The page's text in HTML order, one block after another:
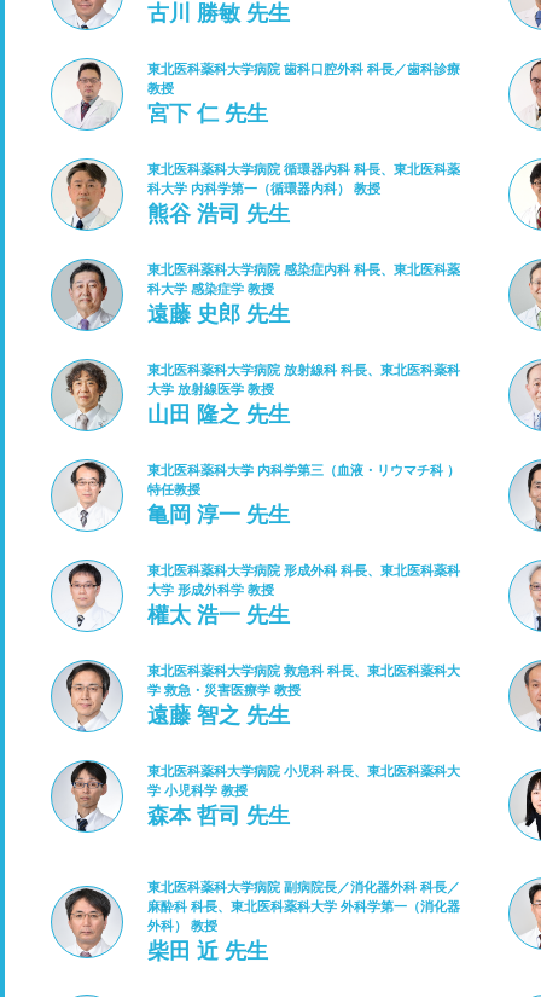
古川 勝敏 先生
東北医科薬科大学病院 歯科口腔外科 科長／歯科診療
教授
宮下 仁 先生
東北医科薬科大学病院 循環器内科 科長、東北医科薬
科大学 内科学第一（循環器内科） 教授
熊谷 浩司 先生
東北医科薬科大学病院 感染症内科 科長、東北医科薬
科大学 感染症学 教授
遠藤 史郎 先生
東北医科薬科大学病院 放射線科 科長、東北医科薬科
大学 放射線医学 教授
山田 隆之 先生
東北医科薬科大学 内科学第三（血液・リウマチ科 ）
特任教授
亀岡 淳一 先生
東北医科薬科大学病院 形成外科 科長、東北医科薬科
大学 形成外科学 教授
權太 浩一 先生
東北医科薬科大学病院 救急科 科長、東北医科薬科大
学 救急・災害医療学 教授
遠藤 智之 先生
東北医科薬科大学病院 小児科 科長、東北医科薬科大
学 小児科学 教授
森本 哲司 先生
東北医科薬科大学病院 副病院長／消化器外科 科長／
麻酔科 科長、東北医科薬科大学 外科学第一（消化器
外科） 教授
柴田 近 先生